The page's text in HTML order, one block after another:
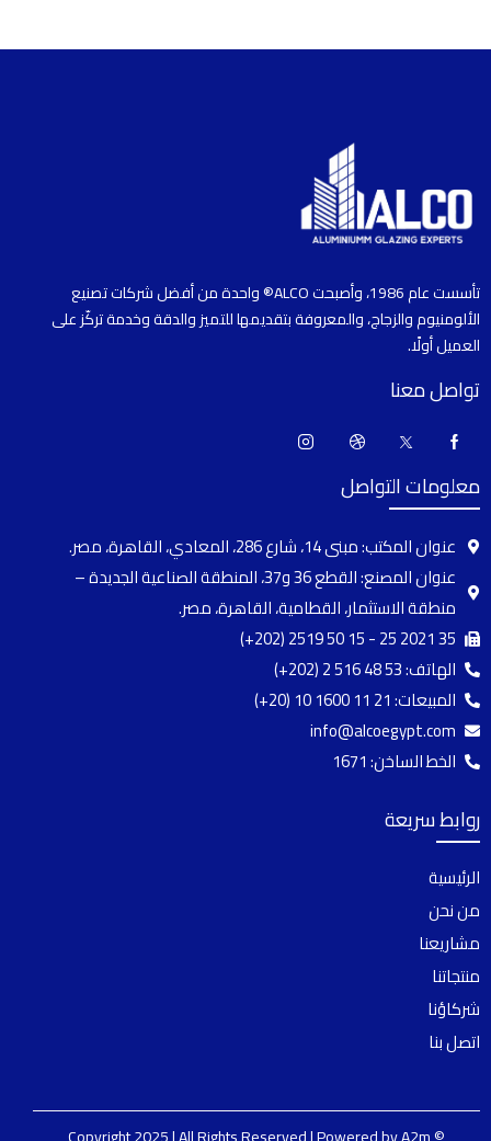
تأسست عام 1986، وأصبحت ALCO® واحدة من أفضل شركات تصنيع
الألومنيوم والزجاج، والمعروفة بتقديمها للتميز والدقة وخدمة تركّز على
العميل أولًا.
تواصل معنا
معلومات التواصل
عنوان المكتب: مبنى 14، شارع 286، المعادي، القاهرة، مصر.
عنوان المصنع: القطع 36 و37، المنطقة الصناعية الجديدة –
منطقة الاستثمار، القطامية، القاهرة، مصر.
(+202) 2519 50 15 - 25 2021 35
الهاتف:(+202) 2 516 48 53
المبيعات:(+20) 10 1600 11 21
info@alcoegypt.com
الخط الساخن: 1671
روابط سريعة
الرئيسية
من نحن
مشاريعنا
منتجاتنا
شركاؤنا
اتصل بنا